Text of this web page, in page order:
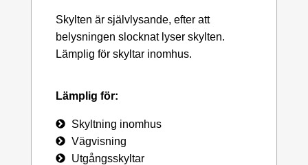
Skylten är självlysande, efter att
belysningen slocknat lyser skylten.
Lämplig för skyltar inomhus.
Lämplig för:
Skyltning inomhus
Vägvisning
Utgångsskyltar